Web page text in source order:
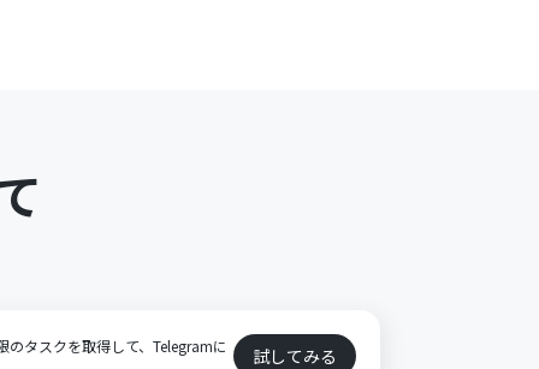
タスクを取得して、Telegramに
試してみる